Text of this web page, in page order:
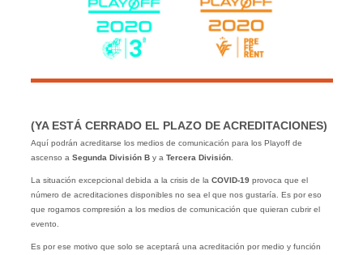
(YA ESTÁ CERRADO EL PLAZO DE ACREDITACIONES)
Aquí podrán acreditarse los medios de comunicación para los Playoff de
ascenso a Segunda División B y a Tercera División.
La situación excepcional debida a la crisis de la COVID-19provoca que el
número de acreditaciones disponibles no sea el que nos gustaría. Es por eso
que rogamos compresión a los medios de comunicación que quieran cubrir el
evento.
Es por ese motivo que solo se aceptará una acreditación por medio y función